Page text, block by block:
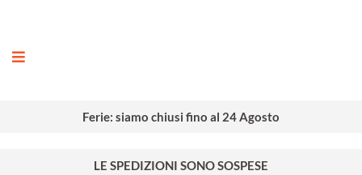
Ferie: siamo chiusi fino al 24 Agosto
LE SPEDIZIONI SONO SOSPESE